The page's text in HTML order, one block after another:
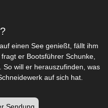
einen See genießt, fällt ihm
er Bootsführer Schunke,
will er herauszufinden, was
auf sich hat.